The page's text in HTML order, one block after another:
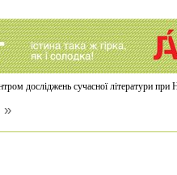
досліджень сучасної літератури
»